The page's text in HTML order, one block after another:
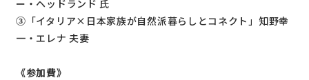
ー・ヘッドランド 氏
③「イタリア×日本家族が自然派暮らしとコネクト」知野幸
一・エレナ 夫妻
《参加費》